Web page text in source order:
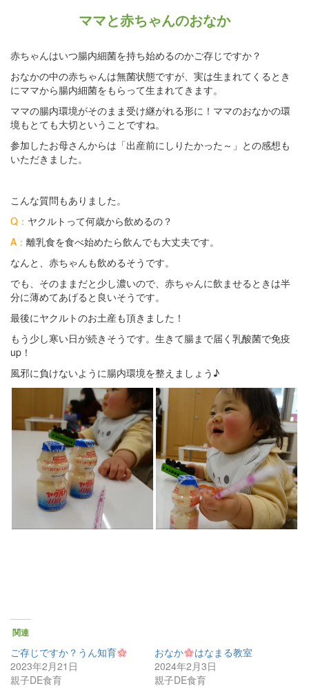
ママと赤ちゃんのおなか
赤ちゃんはいつ腸内細菌を持ち始めるのかご存じですか？
おなかの中の赤ちゃんは無菌状態ですが、実は生まれてくるとき
にママから腸内細菌をもらって生まれてきます。
ママの腸内環境がそのまま受け継がれる形に！ママのおなかの環
境もとても大切ということですね。
参加したお母さんからは「出産前にしりたかった～」との感想も
いただきました。
こんな質問もありました。
Q： ヤクルトって何歳から飲めるの？
A： 離乳食を食べ始めたら飲んでも大丈夫です。
なんと、赤ちゃんも飲めるそうです。
でも、そのままだと少し濃いので、赤ちゃんに飲ませるときは半
分に薄めてあげると良いそうです。
最後にヤクルトのお土産も頂きました！
もう少し寒い日が続きそうです。生きて腸まで届く乳酸菌で免疫
up！
風邪に負けないように腸内環境を整えましょう♪
関連
ご存じですか？うん知育
2023年2月21日
親子DE食育
おなか
はなまる教室
2024年2月3日
親子DE食育